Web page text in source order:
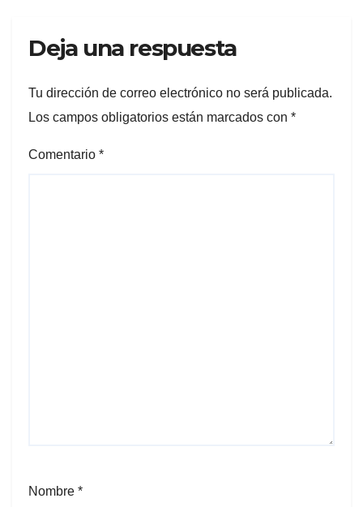
Deja una respuesta
Tu dirección de correo electrónico no será publicada.
Los campos obligatorios están marcados con *
Comentario *
Nombre *